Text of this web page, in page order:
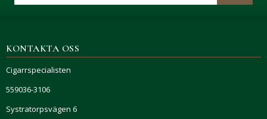
KONTAKTA OSS
Cigarrspecialisten
559036-3106
Systratorpsvägen 6